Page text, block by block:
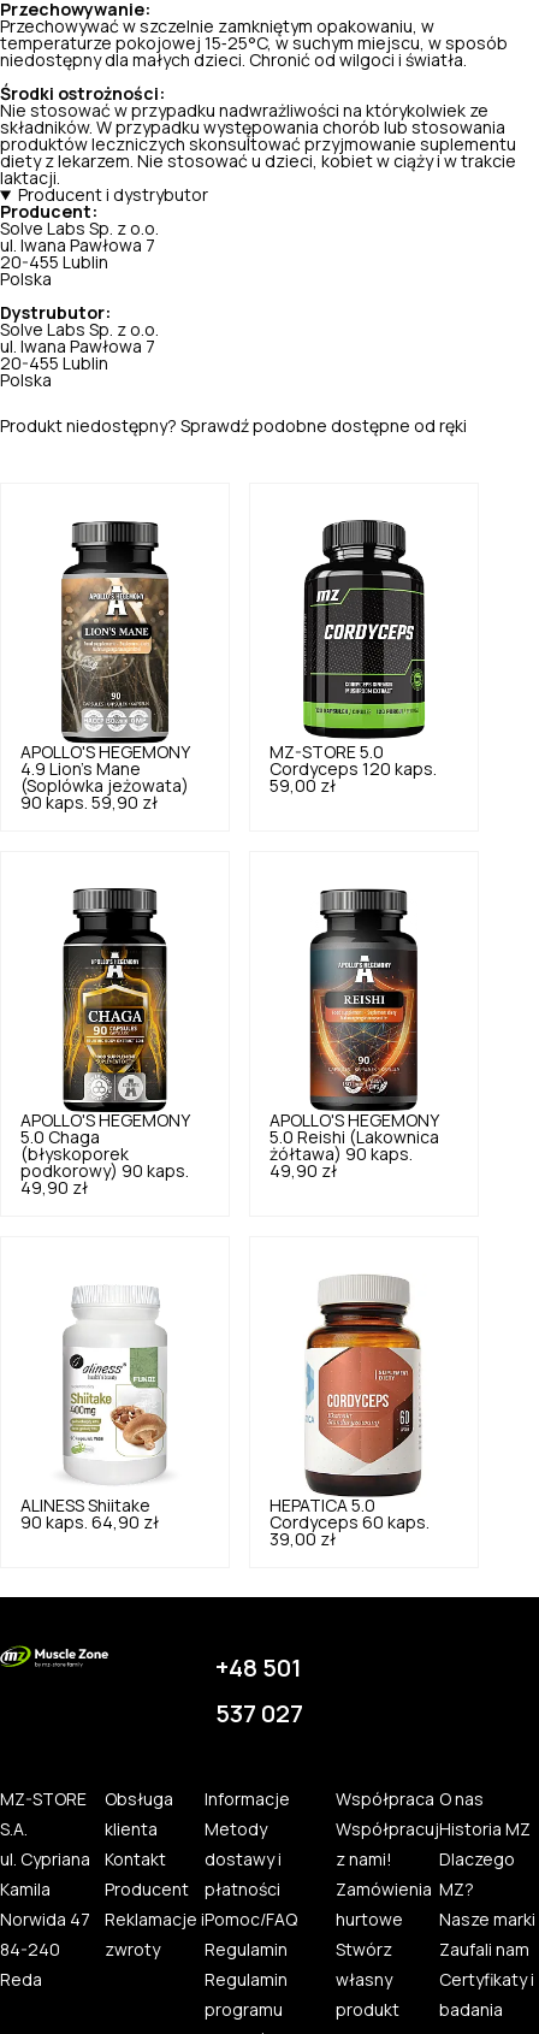
Przechowywanie:
Przechowywać w szczelnie zamkniętym opakowaniu, w
temperaturze pokojowej 15‑25°C, w suchym miejscu, w sposób
niedostępny dla małych dzieci. Chronić od wilgoci i światła.
Środki ostrożności:
Nie stosować w przypadku nadwrażliwości na którykolwiek ze
składników. W przypadku występowania chorób lub stosowania
produktów leczniczych skonsultować przyjmowanie suplementu
diety z lekarzem. Nie stosować u dzieci, kobiet w ciąży i w trakcie
laktacji.
Producent i dystrybutor
Producent:
Solve Labs Sp. z o.o.
ul. Iwana Pawłowa 7
20-455 Lublin
Polska
Dystrubutor:
Solve Labs Sp. z o.o.
ul. Iwana Pawłowa 7
20-455 Lublin
Polska
Produkt niedostępny? Sprawdź podobne dostępne od ręki
APOLLO'S HEGEMONY
4.9
Lion's Mane
(Soplówka jeżowata)
90 kaps. 59,90 zł
MZ-STORE 5.0
Cordyceps 120 kaps.
59,00 zł
APOLLO'S HEGEMONY
5.0 Chaga
(błyskoporek
podkorowy) 90 kaps.
49,90 zł
APOLLO'S HEGEMONY
5.0 Reishi (Lakownica
żółtawa) 90 kaps.
49,90 zł
ALINESS Shiitake
90 kaps. 64,90 zł
HEPATICA 5.0
Cordyceps 60 kaps.
39,00 zł
+48 501
537 027
MZ-STORE
S.A.
ul. Cypriana
Kamila
Norwida 47
84-240
Reda
Obsługa
klienta
Kontakt
Producent
Reklamacje i
zwroty
Informacje
Metody
dostawy i
płatności
Pomoc/FAQ
Regulamin
Regulamin
programu
Współpraca
Współpracuj
z nami!
Zamówienia
hurtowe
Stwórz
własny
produkt
O nas
Historia MZ
Dlaczego
MZ?
Nasze marki
Zaufali nam
Certyfikaty i
badania